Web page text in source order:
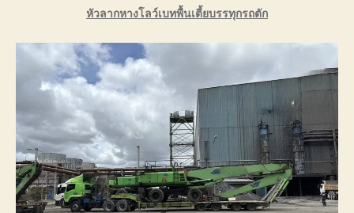
หัวลากหางโลว์เบทพื้นเตี้ยบรรทุกรถตัก